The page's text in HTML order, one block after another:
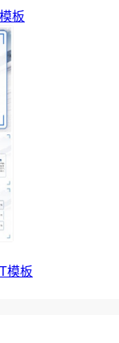
板
模板